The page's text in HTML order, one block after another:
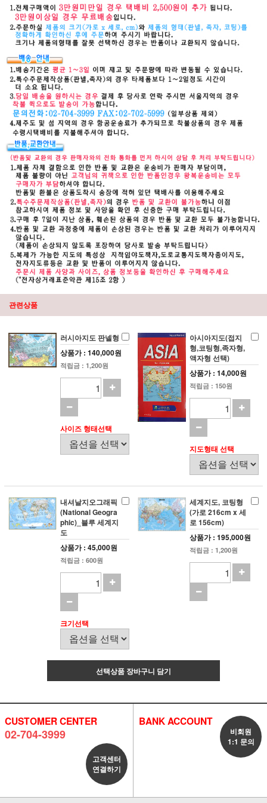
관련상품
러시아지도 판넬형
상품가 : 140,000원
적립금 : 1,200원
사이즈 형태선택
아시아지도(접지
형,코팅형,족자형,
액자형 선택)
상품가 : 14,000원
적립금 : 150원
지도형태 선택
내셔날지오그래픽
(National Geogra
phic)_블루 세계지
도
상품가 : 45,000원
적립금 : 600원
크기선택
세계지도, 코팅형
(가로 216cm x 세
로 156cm)
상품가 : 195,000원
적립금 : 1,200원
선택상품 장바구니 담기
CUSTOMER CENTER
02-704-3999
고객센터
연결하기
BANK ACCOUNT
비회원
1:1 문의